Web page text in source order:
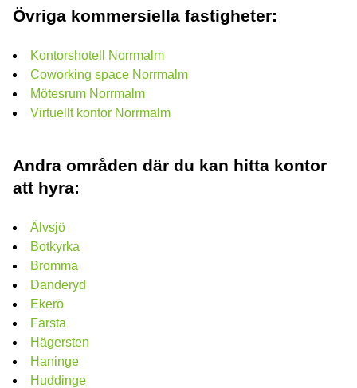
Övriga kommersiella fastigheter:
Kontorshotell Norrmalm
Coworking space Norrmalm
Mötesrum Norrmalm
Virtuellt kontor Norrmalm
Andra områden där du kan hitta kontor
att hyra:
Älvsjö
Botkyrka
Bromma
Danderyd
Ekerö
Farsta
Hägersten
Haninge
Huddinge